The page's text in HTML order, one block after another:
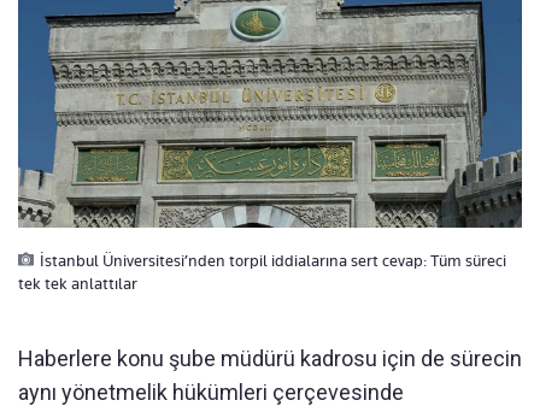
İstanbul Üniversitesi’nden torpil iddialarına sert cevap: Tüm süreci
tek tek anlattılar
Haberlere konu şube müdürü kadrosu için de sürecin
aynı yönetmelik hükümleri çerçevesinde